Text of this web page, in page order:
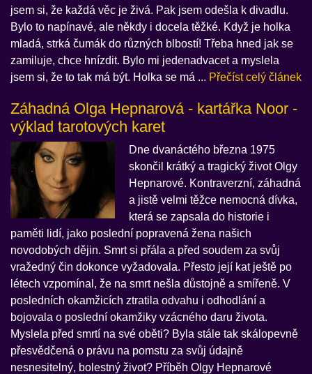
jsem si, že každá věc je živá. Pak jsem odešla k divadlu.
Bylo to napínavé, ale někdy i docela těžké. Když je holka
mladá, strká čumák do různých blbostí! Třeba hned jak se
zamiluje, chce hnízdit. Bylo mi jedenadvacet a myslela
jsem si, že to tak má být. Holka se má ... Přečíst celý článek
Záhadná Olga Hepnarová - kartářka Noor -
výklad tarotových karet
Dne dvanáctého března 1975
skončil krátký a tragický život Olgy
Hepnarové. Kontraverzní, záhadná
a jistě velmi těžce nemocná dívka,
která se zapsala do historie i
paměti lidí, jako poslední popravená žena našich
novodobých dějin. Smrt si přála a před soudem za svůj
vražedný čin dokonce vyžadovala. Přesto její kat ještě po
létech vzpomínal, že na smrt nešla důstojně a smířeně. V
posledních okamžicích ztratila odvahu i odhodlání a
bojovala o poslední okamžiky vzácného daru života.
Myslela před smrtí na své oběti? Byla stále tak skálopevně
přesvědčená o právu na pomstu za svůj údajně
nesnesitelný, bolestný život? Příběh Olgy Hepnarové